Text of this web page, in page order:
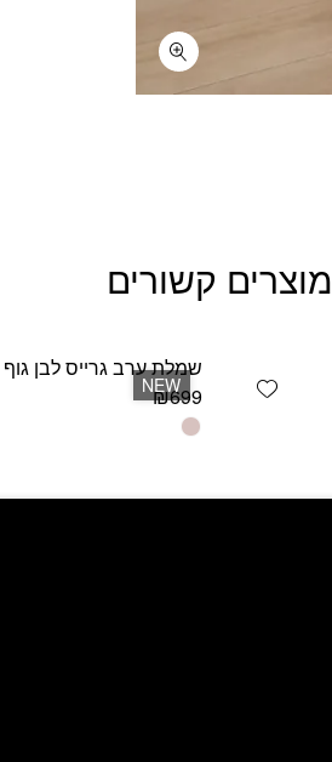
מוצרים קשורים
Add wishlist
NEW
שמלת ערב גרייס לבן גוף
₪699
למוצר
מספר